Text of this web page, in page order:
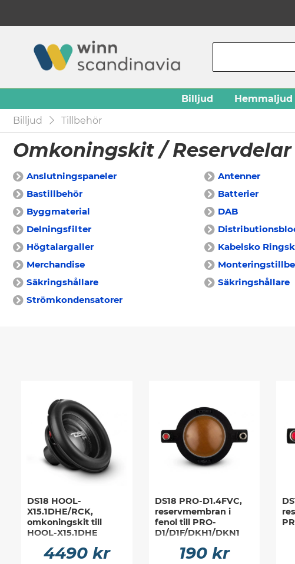
Billjud Hemmaljud
Billjud
Tillbehör
Omkoningskit / Reservdelar
Anslutningspaneler Antenner
Bastillbehör
Batterier
Byggmaterial
DAB
Delningsfilter
Högtalargaller
Kabelsko
Merchandise
Säkringshållare
Säkringshållare
Strömkondensatorer
DS18 HOOL-
X15.1DHE/RCK,
omkoningskit till
HOOL-X15.1DHE
4490 kr
DS18 PRO-D1.4FVC,
reservmembran i
fenol till PRO-
D1/D1F/DKH1/DKN1
190 kr